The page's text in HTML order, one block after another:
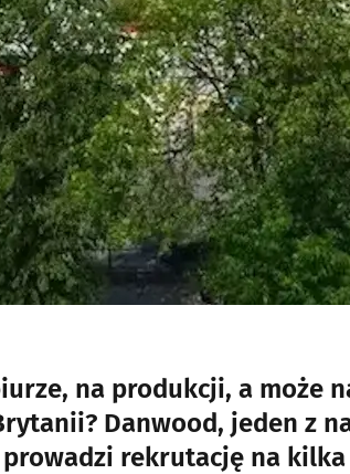
na produkcji, a może
Danwood, jeden z
prowadzi rekrutację na